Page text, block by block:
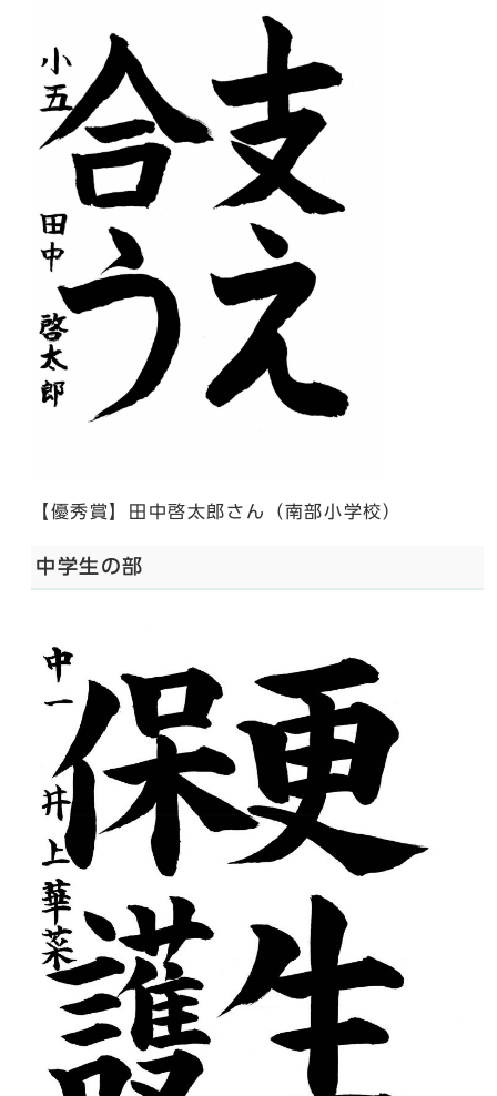
【優秀賞】田中啓太郎さん（南部小学校）
中学生の部